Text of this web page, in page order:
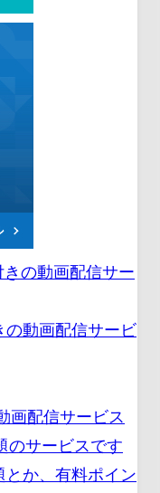
の動画配信サービ
画配信サービス
のサービスです
とか、有料ポイン